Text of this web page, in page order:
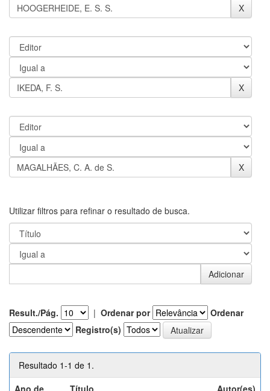
Utilizar filtros para refinar o resultado de busca.
Result./Pág. | Ordenar por
Ordenar
Registro(s)
Resultado 1-1 de 1.
Ano de
Título Autor(es)